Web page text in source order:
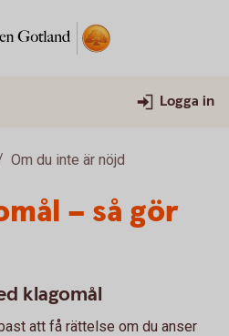
Logga in
Om du inte är nöjd
– så gör
klagomål
att få rättelse om du anser